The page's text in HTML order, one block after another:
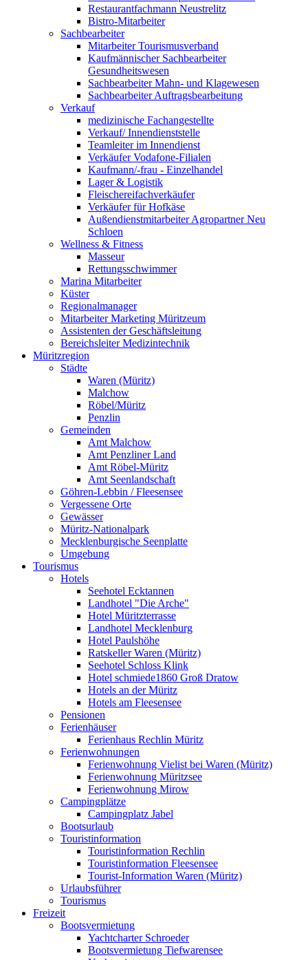
Restaurantfachmann Neustrelitz
Bistro-Mitarbeiter
Sachbearbeiter
Mitarbeiter Tourismusverband
Kaufmännischer Sachbearbeiter
Gesundheitswesen
Sachbearbeiter Mahn- und Klagewesen
Sachbearbeiter Auftragsbearbeitung
Verkauf
medizinische Fachangestellte
Verkauf/ Innendienststelle
Teamleiter im Innendienst
Verkäufer Vodafone-Filialen
Kaufmann/-frau - Einzelhandel
Lager & Logistik
Fleischereifachverkäufer
Verkäufer für Hofkäse
Außendienstmitarbeiter Agropartner Neu
Schloen
Wellness & Fitness
Masseur
Rettungsschwimmer
Marina Mitarbeiter
Küster
Regionalmanager
Mitarbeiter Marketing Müritzeum
Assistenten der Geschäftsleitung
Bereichsleiter Medizintechnik
Müritzregion
Städte
Waren (Müritz)
Malchow
Röbel/Müritz
Penzlin
Gemeinden
Amt Malchow
Amt Penzliner Land
Amt Röbel-Müritz
Amt Seenlandschaft
Göhren-Lebbin / Fleesensee
Vergessene Orte
Gewässer
Müritz-Nationalpark
Mecklenburgische Seenplatte
Umgebung
Tourismus
Hotels
Seehotel Ecktannen
Landhotel "Die Arche"
Hotel Müritzterrasse
Landhotel Mecklenburg
Hotel Paulshöhe
Ratskeller Waren (Müritz)
Seehotel Schloss Klink
Hotel schmiede1860 Groß Dratow
Hotels an der Müritz
Hotels am Fleesensee
Pensionen
Ferienhäuser
Ferienhaus Rechlin Müritz
Ferienwohnungen
Ferienwohnung Vielist bei Waren (Müritz)
Ferienwohnung Müritzsee
Ferienwohnung Mirow
Campingplätze
Campingplatz Jabel
Bootsurlaub
Touristinformation
Touristinformation Rechlin
Touristinformation Fleesensee
Tourist-Information Waren (Müritz)
Urlaubsführer
Tourismus
Freizeit
Bootsvermietung
Yachtcharter Schroeder
Bootsvermietung Tiefwarensee